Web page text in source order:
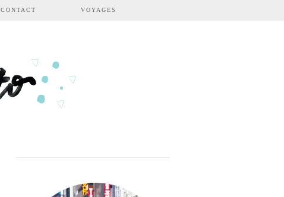
CONTACT VOYAGES